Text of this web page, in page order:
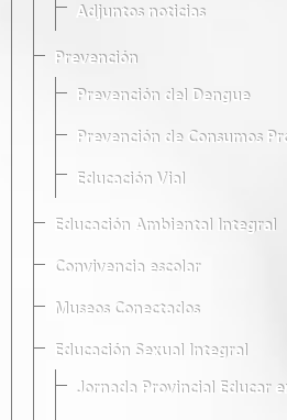
Adjuntos noticias
Prevención
Prevención del Dengue
Prevención de Consumos
Educación Vial
Educación Ambiental Integral
Convivencia escolar
Museos Conectados
Educación Sexual Integral
Jornada Provincial Educar